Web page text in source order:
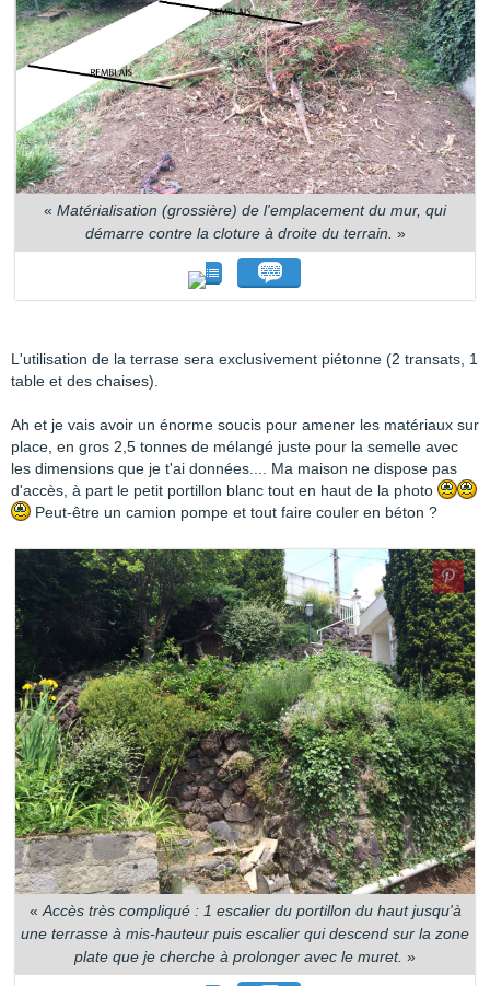
« Matérialisation (grossière) de l'emplacement du mur, qui
démarre contre la cloture à droite du terrain. »
L'utilisation de la terrase sera exclusivement piétonne (2 transats, 1
table et des chaises).
Ah et je vais avoir un énorme soucis pour amener les matériaux sur
place, en gros 2,5 tonnes de mélangé juste pour la semelle avec
les dimensions que je t'ai données.... Ma maison ne dispose pas
d'accès, à part le petit portillon blanc tout en haut de la photo
Peut-être un camion pompe et tout faire couler en béton ?
« Accès très compliqué : 1 escalier du portillon du haut jusqu'à
une terrasse à mis-hauteur puis escalier qui descend sur la zone
plate que je cherche à prolonger avec le muret. »